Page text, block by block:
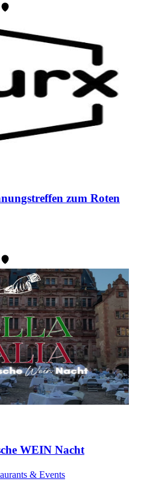
zum Roten
WEIN Nacht
& Events